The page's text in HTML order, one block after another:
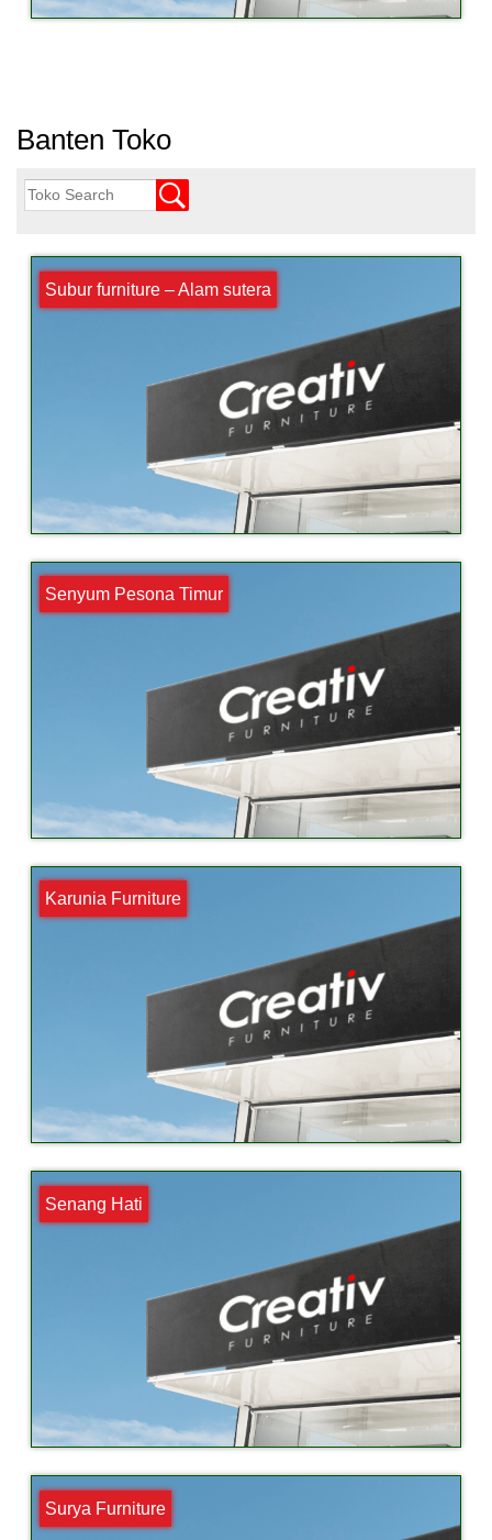
Banten Toko
Subur furniture – Alam sutera
Senyum Pesona Timur
Karunia Furniture
Senang Hati
Surya Furniture